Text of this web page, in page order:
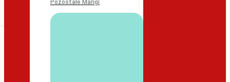
Pozostałe Mangi